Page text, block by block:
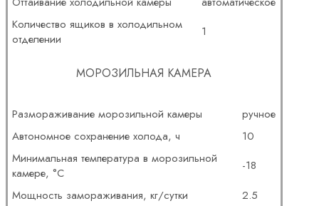
Количество ящиков в холодильном
отделении
1
МОРОЗИЛЬНАЯ КАМЕРА
Размораживание морозильной камеры
ручное
Автономное сохранение холода, ч
10
Минимальная температура в морозильной
камере, °C
-18
Мощность замораживания, кг/сутки
2.5